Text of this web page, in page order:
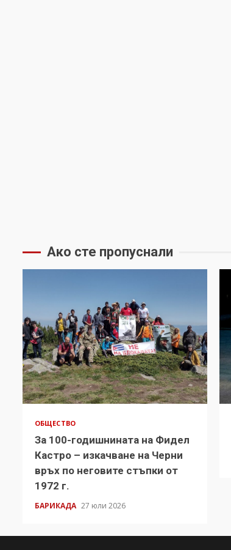
Ако сте пропуснали
ОБЩЕСТВО
За 100-годишнината на Фидел
Кастро – изкачване на Черни
връх по неговите стъпки от
1972 г.
БАРИКАДА 27 юли 2026